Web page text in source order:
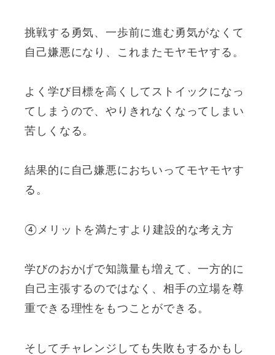
挑戦する勇気、一歩前に進む勇気がなくて
自己嫌悪になり、これまたモヤモヤする。
よく学び目標を高くしてストイックになっ
てしまうので、やりきれなくなってしまい
苦しくなる。
結果的に自己嫌悪におちいってモヤモヤす
る。
④メリットを満たすより建設的な考え方
学びのおかげで知識量も増えて、一方的に
自己主張するのではなく、相手の立場を尊
重できる理性をもつことができる。
そしてチャレンジしても失敗もするかもし